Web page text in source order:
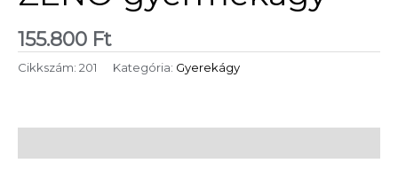
155.800 Ft
Cikkszám: 201 Kategória: Gyerekágy